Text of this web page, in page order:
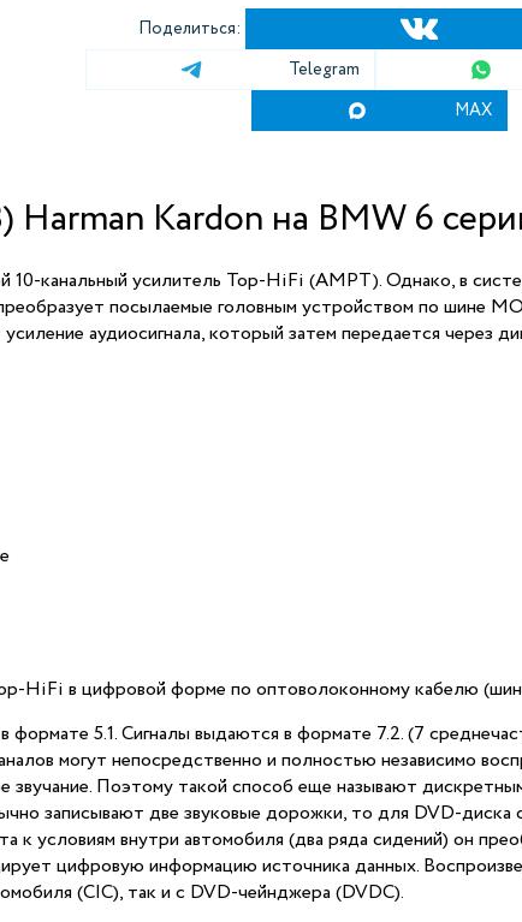
Поделиться:
Telegram
MAX
Kardon на BMW 6
10-канальный усилитель Top-HiFi (AMPT). Однако, в
посылаемые головным устройством по шине
аудиосигнала, который затем передается через
HiFi в цифровой форме по оптоволоконному кабелю
5.1. Сигналы выдаются в формате 7.2. (7
могут непосредственно и полностью независимо
Поэтому такой способ еще называют
записывают две звуковые дорожки, то для DVD-диска
условиям внутри автомобиля (два ряда сидений) он
цифровую информацию источника данных.
(CIC), так и с DVD-чейнджера (DVDC).